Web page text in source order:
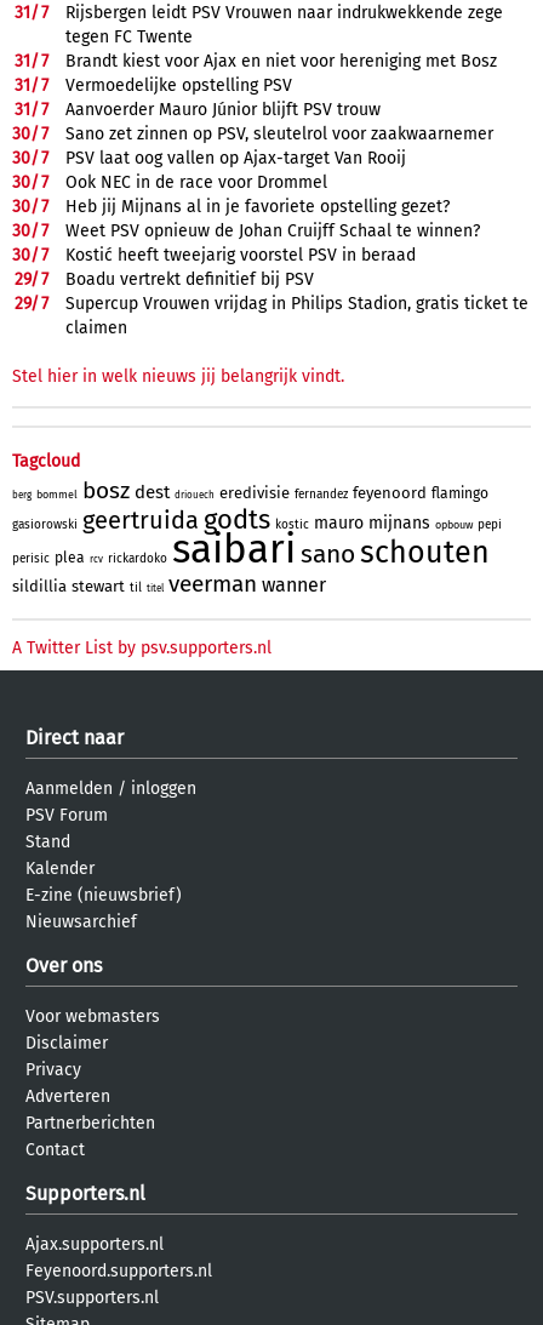
31/7
Rijsbergen leidt PSV Vrouwen naar indrukwekkende zege
tegen FC Twente
31/7
Brandt kiest voor Ajax en niet voor hereniging met Bosz
31/7
Vermoedelijke opstelling PSV
31/7
Aanvoerder Mauro Júnior blijft PSV trouw
30/7
Sano zet zinnen op PSV, sleutelrol voor zaakwaarnemer
30/7
PSV laat oog vallen op Ajax-target Van Rooij
30/7
Ook NEC in de race voor Drommel
30/7
Heb jij Mijnans al in je favoriete opstelling gezet?
30/7
Weet PSV opnieuw de Johan Cruijff Schaal te winnen?
30/7
Kostić heeft tweejarig voorstel PSV in beraad
29/7
Boadu vertrekt definitief bij PSV
29/7
Supercup Vrouwen vrijdag in Philips Stadion, gratis ticket te
claimen
Stel hier in welk nieuws jij belangrijk vindt.
Tagcloud
berg bommel bosz dest driouech eredivisie fernandez feyenoord flamingo
gasiorowski geertruida godts kostic mauro mijnans opbouw pepi
perisic plea rcv rickardoko saibari sanoschouten
sildillia stewart til titel veerman wanner
A Twitter List by psv.supporters.nl
Direct naar
Aanmelden / inloggen
PSV Forum
Stand
Kalender
E-zine (nieuwsbrief)
Nieuwsarchief
Over ons
Voor webmasters
Disclaimer
Privacy
Adverteren
Partnerberichten
Contact
Supporters.nl
Ajax.supporters.nl
Feyenoord.supporters.nl
PSV.supporters.nl